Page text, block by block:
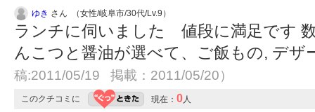
ゆき さん （女性/岐阜市/30代/Lv.9）
ランチに伺いました 値段に満足です
んこつと醤油が選べて、ご飯もの, デ
稿:2011/05/19 掲載：2011/05/20）
このクチコミに 現在： 0人